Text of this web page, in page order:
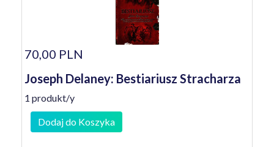
70,00 PLN
Joseph Delaney: Bestiariusz Stracharza
1 produkt/y
Dodaj do Koszyka